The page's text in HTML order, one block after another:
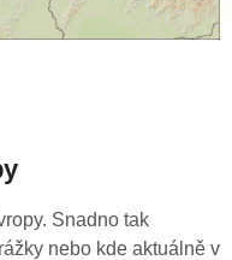
Snadno tak
nebo kde aktuálně v